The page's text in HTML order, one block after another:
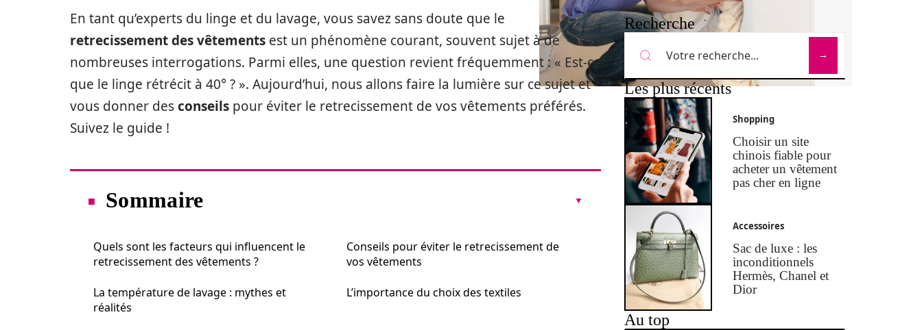
En tant qu’experts du linge et du lavage, vous savez sans doute que le
retrecissement des vêtements est un phénomène courant, souvent sujet à de
nombreuses interrogations. Parmi elles, une question revient fréquemment : « Est-ce
que le linge rétrécit à 40° ? ». Aujourd’hui, nous allons faire la lumière sur ce sujet et
vous donner desconseils pour éviter le retrecissement de vos vêtements préférés.
Suivez le guide !
Sommaire
Quels sont les facteurs qui influencent le
retrecissement des vêtements ?
La température de lavage : mythes et
réalités
Conseils pour éviter le retrecissement de
vos vêtements
L’importance du choix des textiles
Recherche
Les plus récents
Shopping
Choisir un site
chinois fiable pour
acheter un vêtement
pas cher en ligne
Accessoires
Sac de luxe : les
inconditionnels
Hermès, Chanel et
Dior
Au top